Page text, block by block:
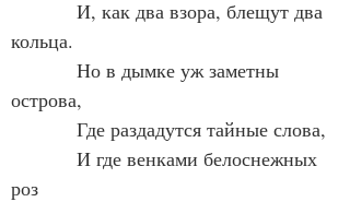
кольца.
острова,
            Где раздадутся тайные слова,
роз